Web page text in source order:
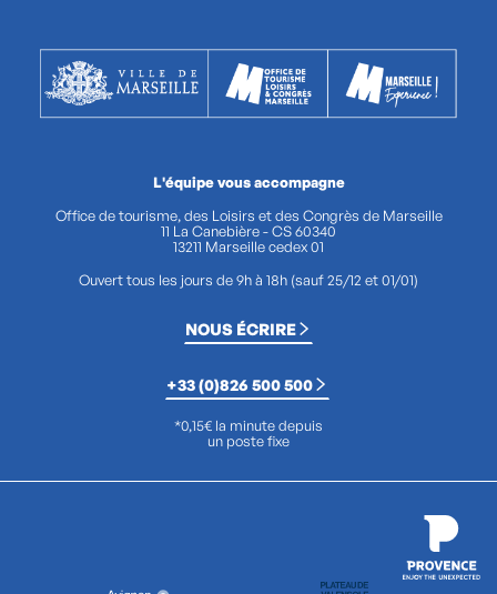
L'équipe vous accompagne
Office de tourisme, des Loisirs et des Congrès de Marseille
11 La Canebière - CS 60340
13211 Marseille cedex 01
Ouvert tous les jours de 9h à 18h (sauf 25/12 et 01/01)
NOUS ÉCRIRE
+33 (0)826 500 500
*0,15€ la minute depuis
un poste fixe